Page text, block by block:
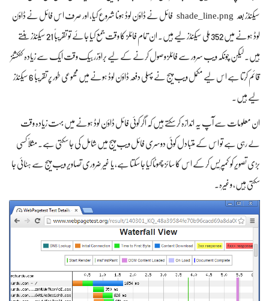
سیکنڈز بعد shade_line.png فائل نے ڈاؤن لوڈ ہونا شروع کیا، اور صرف اس فائل نے ڈاؤن
لوڈ ہونے میں 352 ملی سیکنڈز لیے ہیں۔ ان تمام فائلز کا وقت جمع کیا جائے تو تقریباً‌ 21 سیکنڈز بنتے
ہیں۔ لیکن چونکہ ویب سرور سے فائلز وصول کرنے کے لیے براؤزر بیک وقت ایک سے زیادہ کنکشنز
قائم کرتا ہے اس لیے مکمل ویب پیج نے پہلی دفعہ ڈاؤن لوڈ ہونے میں مجموعی طور پر تقریباً‌ 6 سیکنڈز
لیے ہیں۔
ان معلومات سے آپ یہ اندازہ کر سکتے ہیں کہ اگر کوئی فائل ڈاؤن لوڈ ہونے میں بہت زیادہ وقت
لے رہی ہے تو اس کے متبادل کوئی دوسری فائل ویب پیج میں شامل کی جا سکتی ہے۔ مثلاً‌ کسی
بڑی تصویر کو کمپریس کر کے اس کا سائز چھوٹا کیا جا سکتا ہے، یا غیر ضروری تصاویر ویب پیج سے ہٹائی جا
سکتی ہیں، وغیرہ۔